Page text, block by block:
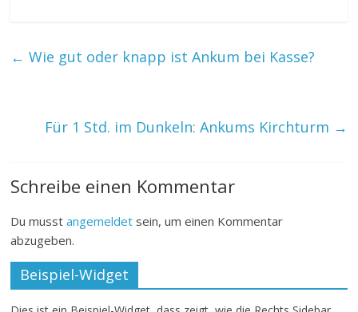
← Wie gut oder knapp ist Ankum bei Kasse?
Für 1 Std. im Dunkeln: Ankums Kirchturm →
Schreibe einen Kommentar
Du musstangemeldet sein, um einen Kommentar
abzugeben.
Beispiel-Widget